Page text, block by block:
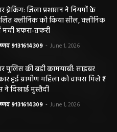
ब्रेकिंग: जिला प्रशासन ने नियमों के
क्लीनिक को किया सील, क्लीनिक
अफरा-तफरी
9131614309 - June 1, 2026
पुलिस की बड़ी कामयाबी: साइबर
हुई ग्रामीण महिला को वापस मिले ₹1
दिखाई मुस्तैदी
9131614309 - June 1, 2026